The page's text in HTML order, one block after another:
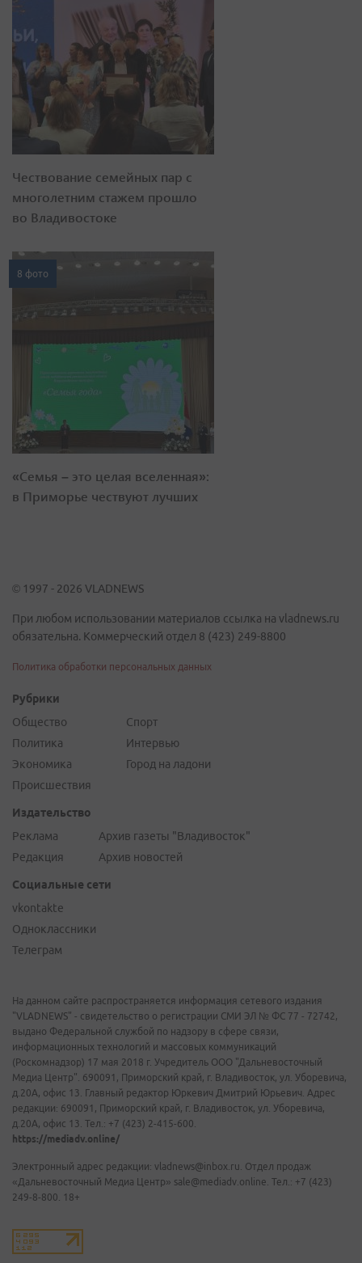
Чествование семейных пар с
многолетним стажем прошло
во Владивостоке
8 фото
«Семья – это целая вселенная»:
в Приморье чествуют лучших
© 1997 - 2026 VLADNEWS
При любом использовании материалов ссылка на vladnews.ru
обязательна. Коммерческий отдел 8 (423) 249-8800
Политика обработки персональных данных
Рубрики
Общество
Политика
Экономика
Происшествия
Спорт
Интервью
Город на ладони
Издательство
Реклама
Редакция
Архив газеты "Владивосток"
Архив новостей
Социальные сети
vkontakte
Одноклассники
Телеграм
На данном сайте распространяется информация сетевого издания
"VLADNEWS" - свидетельство о регистрации СМИ ЭЛ № ФС 77 - 72742,
выдано Федеральной службой по надзору в сфере связи,
информационных технологий и массовых коммуникаций
(Роскомнадзор) 17 мая 2018 г. Учредитель ООО "Дальневосточный
Медиа Центр". 690091, Приморский край, г. Владивосток, ул. Уборевича,
д.20А, офис 13. Главный редактор Юркевич Дмитрий Юрьевич. Адрес
редакции: 690091, Приморский край, г. Владивосток, ул. Уборевича,
д.20А, офис 13. Тел.: +7 (423) 2-415-600.
https://mediadv.online/
Электронный адрес редакции: vladnews@inbox.ru. Отдел продаж
«Дальневосточный Медиа Центр» sale@mediadv.online. Тел.: +7 (423)
249-8-800. 18+